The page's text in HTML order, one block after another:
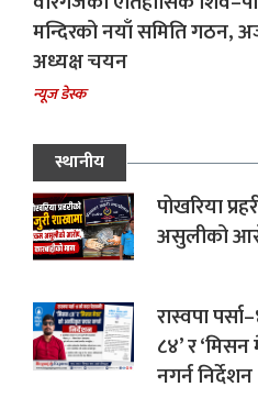
मन्दिरको नयाँ समिति गठन,
अध्यक्ष चयन
न्यूज डेस्क
स्थानीय
पोखरिया
असुलीको
रास्वपा
८४’ र
नगर्न निर्देशन